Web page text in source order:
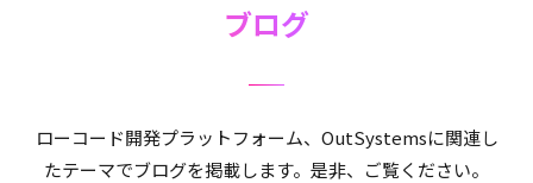
ブログ
ローコード開発プラットフォーム、OutSystemsに関連し
たテーマでブログを掲載します。是非、ご覧ください。